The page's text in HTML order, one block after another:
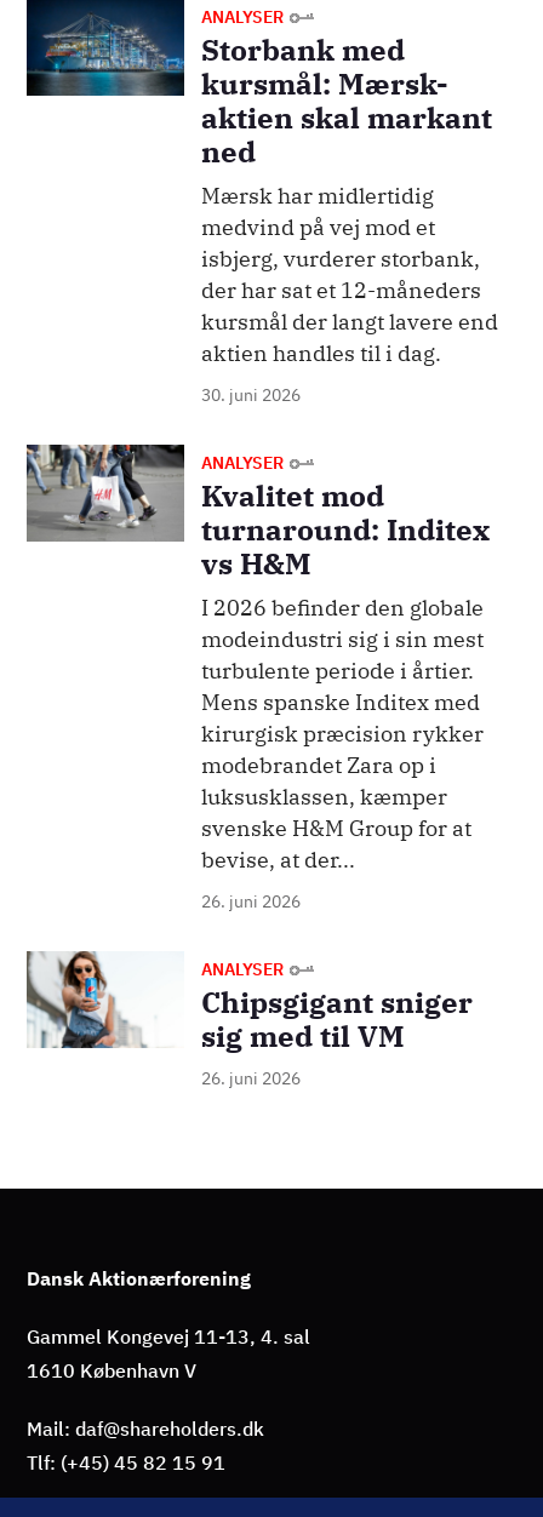
Billede ANALYSER
Storbank med
kursmål: Mærsk-
aktien skal markant
ned
Mærsk har midlertidig
medvind på vej mod et
isbjerg, vurderer storbank,
der har sat et 12-måneders
kursmål der langt lavere end
aktien handles til i dag.
30. juni 2026
Billede ANALYSER
Kvalitet mod
turnaround: Inditex
vs H&M
I 2026 befinder den globale
modeindustri sig i sin mest
turbulente periode i årtier.
Mens spanske Inditex med
kirurgisk præcision rykker
modebrandet Zara op i
luksusklassen, kæmper
svenske H&M Group for at
bevise, at der...
26. juni 2026
Billede ANALYSER
Chipsgigant sniger
sig med til VM
26. juni 2026
Dansk Aktionærforening
Gammel Kongevej 11-13, 4. sal
1610 København V
Mail: daf@shareholders.dk
Tlf: (+45) 45 82 15 91